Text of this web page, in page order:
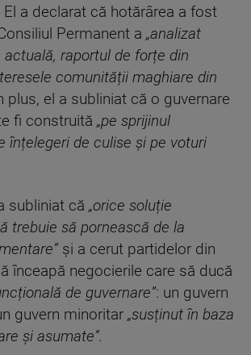
a declarat că hotărârea a fost
Permanent a „analizat
raportul de forțe din
comunității maghiare din
plus, el a subliniat că o guvernare
fi construită „pe sprijinul
înțelegeri de culise și pe voturi
subliniat că „orice soluție
trebuie să pornească de la
și a cerut partidelor din
înceapă negocierile care să ducă
de guvernare”: un guvern
guvern minoritar „susținut în baza
și asumate”.